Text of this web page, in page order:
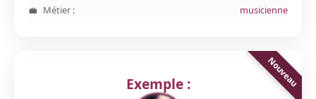
Métier : musicienne
Exemple :